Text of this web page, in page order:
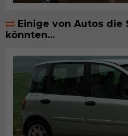
Einige von Autos die
könnten...